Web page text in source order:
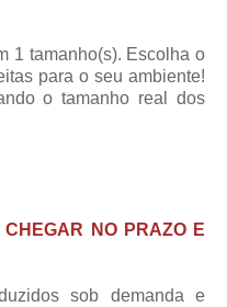
1 tamanho(s). Escolha o
para o seu ambiente!
o tamanho real dos
NO PRAZO E
sob demanda e